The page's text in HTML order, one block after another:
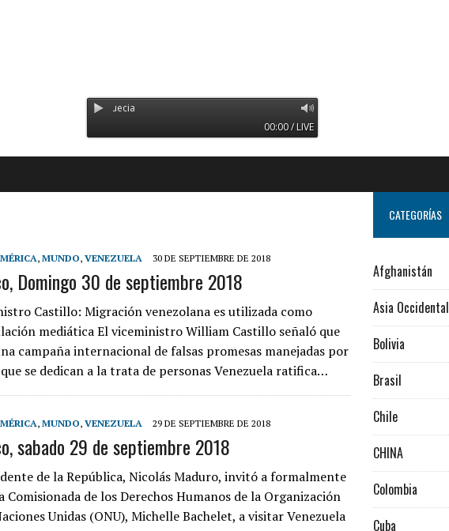
Radio Orinoco - Transmitiendo desde Suecia
00:00 / LIVE
, MUNDO, VENEZUELA 30 DE SEPTIEMBRE DE 2018
Domingo 30 de septiembre 2018
Castillo: Migración venezolana es utilizada como
mediática El viceministro William Castillo señaló que
campaña internacional de falsas promesas manejadas por
se dedican a la trata de personas Venezuela ratifica…
, MUNDO, VENEZUELA 29 DE SEPTIEMBRE DE 2018
sabado 29 de septiembre 2018
de la República, Nicolás Maduro, invitó a formalmente
Comisionada de los Derechos Humanos de la Organización
Unidas (ONU), Michelle Bachelet, a visitar Venezuela
CATEGORÍAS
Afghanistán
Asia Occidental
Bolivia
Brasil
Chile
CHINA
Colombia
Cuba